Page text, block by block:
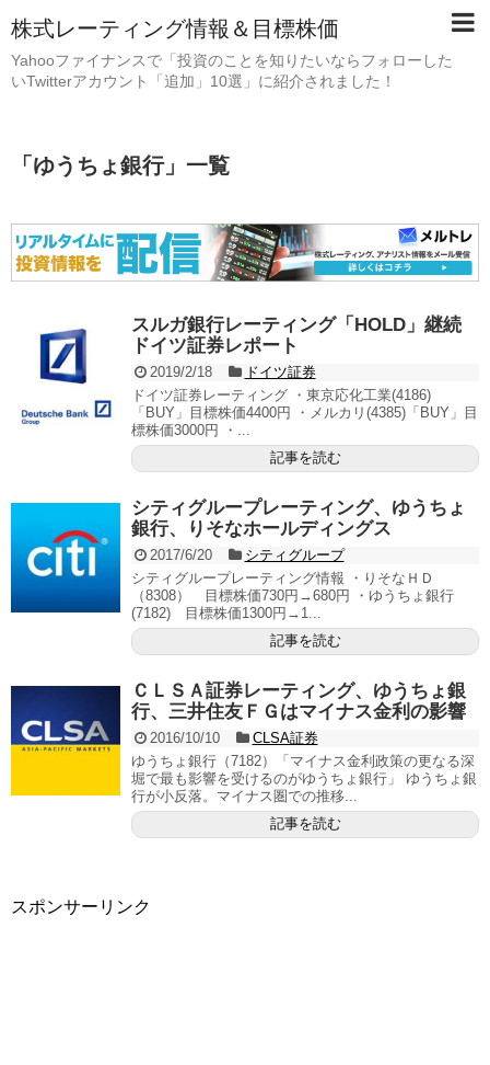
株式レーティング情報＆目標株価
Yahooファイナンスで「投資のことを知りたいならフォローした
いTwitterアカウント「追加」10選」に紹介されました！
「 ゆうちょ銀行」 一覧
スルガ銀行レーティング「HOLD」継続
ドイツ証券レポート
2019/2/18
ドイツ証券
ドイツ証券レーティング ・東京応化工業(4186)
「BUY」目標株価4400円 ・メルカリ(4385)「BUY」目
標株価3000円 ・...
記事を読む
シティグループレーティング、ゆうちょ
銀行、りそなホールディングス
2017/6/20
シティグループ
シティグループレーティング情報 ・りそなＨＤ
（8308） 目標株価730円→680円 ・ゆうちょ銀行
(7182) 目標株価1300円→1...
記事を読む
ＣＬＳＡ証券レーティング、ゆうちょ銀
行、三井住友ＦＧはマイナス金利の影響
2016/10/10
CLSA証券
ゆうちょ銀行（7182）「マイナス金利政策の更なる深
堀で最も影響を受けるのがゆうちょ銀行」 ゆうちょ銀
行が小反落。マイナス圏での推移...
記事を読む
スポンサーリンク